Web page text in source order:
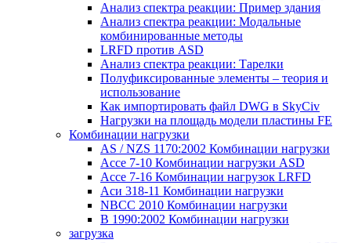
Анализ спектра реакции: Пример здания
Анализ спектра реакции: Модальные
комбинированные методы
LRFD против ASD
Анализ спектра реакции: Тарелки
Полуфиксированные элементы – теория и
использование
Как импортировать файл DWG в SkyCiv
Нагрузки на площадь модели пластины FE
Комбинации нагрузки
AS / NZS 1170:2002 Комбинации нагрузки
Ассе 7-10 Комбинации нагрузки ASD
Ассе 7-16 Комбинации нагрузок LRFD
Аси 318-11 Комбинации нагрузки
NBCC 2010 Комбинации нагрузки
В 1990:2002 Комбинации нагрузки
загрузка